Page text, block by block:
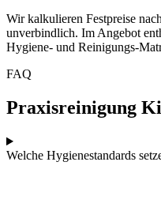
Wir kalkulieren Festpreise
unverbindlich. Im Angebot
Hygiene- und Reinigungs-
FAQ
Praxisreinigung
Welche Hygienestandards